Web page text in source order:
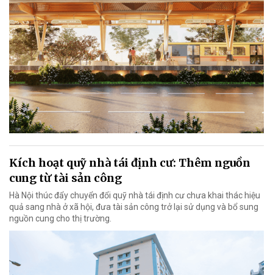
Kích hoạt quỹ nhà tái định cư: Thêm nguồn
cung từ tài sản công
Hà Nội thúc đẩy chuyển đổi quỹ nhà tái định cư chưa khai thác hiệu
quả sang nhà ở xã hội, đưa tài sản công trở lại sử dụng và bổ sung
nguồn cung cho thị trường.